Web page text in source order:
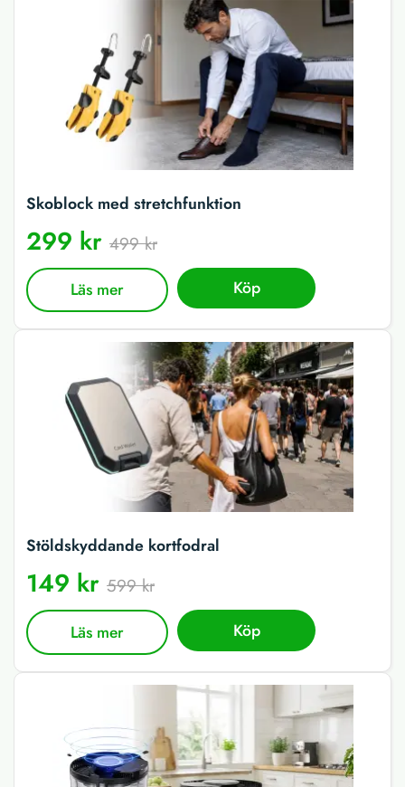
Skoblock med stretchfunktion
299 kr 499 kr
Läs mer Köp
Stöldskyddande kortfodral
149 kr 599 kr
Läs mer Köp